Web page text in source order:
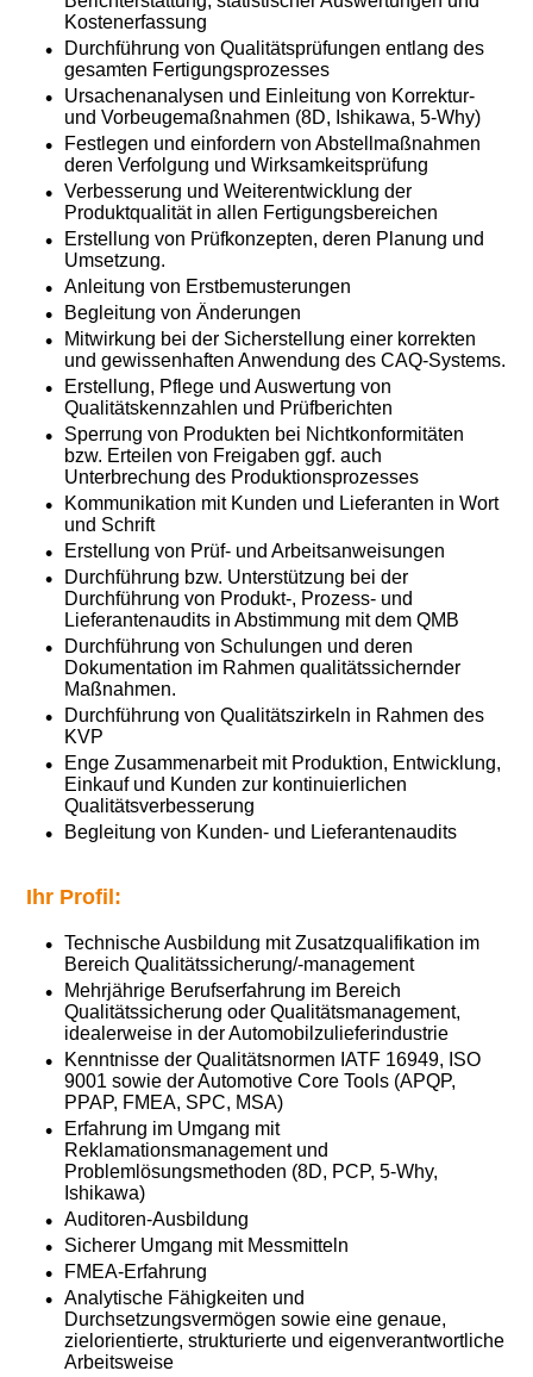
Kostenerfassung
Durchführung von Qualitätsprüfungen entlang des
gesamten Fertigungsprozesses
Ursachenanalysen und Einleitung von Korrektur-
und Vorbeugemaßnahmen (8D, Ishikawa, 5-Why)
Festlegen und einfordern von Abstellmaßnahmen
deren Verfolgung und Wirksamkeitsprüfung
Verbesserung und Weiterentwicklung der
Produktqualität in allen Fertigungsbereichen
Erstellung von Prüfkonzepten, deren Planung und
Umsetzung.
Anleitung von Erstbemusterungen
Begleitung von Änderungen
Mitwirkung bei der Sicherstellung einer korrekten
und gewissenhaften Anwendung des CAQ-Systems.
Erstellung, Pflege und Auswertung von
Qualitätskennzahlen und Prüfberichten
Sperrung von Produkten bei Nichtkonformitäten
bzw. Erteilen von Freigaben ggf. auch
Unterbrechung des Produktionsprozesses
Kommunikation mit Kunden und Lieferanten in Wort
und Schrift
Erstellung von Prüf- und Arbeitsanweisungen
Durchführung bzw. Unterstützung bei der
Durchführung von Produkt-, Prozess- und
Lieferantenaudits in Abstimmung mit dem QMB
Durchführung von Schulungen und deren
Dokumentation im Rahmen qualitätssichernder
Maßnahmen.
Durchführung von Qualitätszirkeln in Rahmen des
KVP
Enge Zusammenarbeit mit Produktion, Entwicklung,
Einkauf und Kunden zur kontinuierlichen
Qualitätsverbesserung
Begleitung von Kunden- und Lieferantenaudits
Ihr Profil:
Technische Ausbildung mit Zusatzqualifikation im
Bereich Qualitätssicherung/-management
Mehrjährige Berufserfahrung im Bereich
Qualitätssicherung oder Qualitätsmanagement,
idealerweise in der Automobilzulieferindustrie
Kenntnisse der Qualitätsnormen IATF 16949, ISO
9001 sowie der Automotive Core Tools (APQP,
PPAP, FMEA, SPC, MSA)
Erfahrung im Umgang mit
Reklamationsmanagement und
Problemlösungsmethoden (8D, PCP, 5-Why,
Ishikawa)
Auditoren-Ausbildung
Sicherer Umgang mit Messmitteln
FMEA-Erfahrung
Analytische Fähigkeiten und
Durchsetzungsvermögen sowie eine genaue,
zielorientierte, strukturierte und eigenverantwortliche
Arbeitsweise